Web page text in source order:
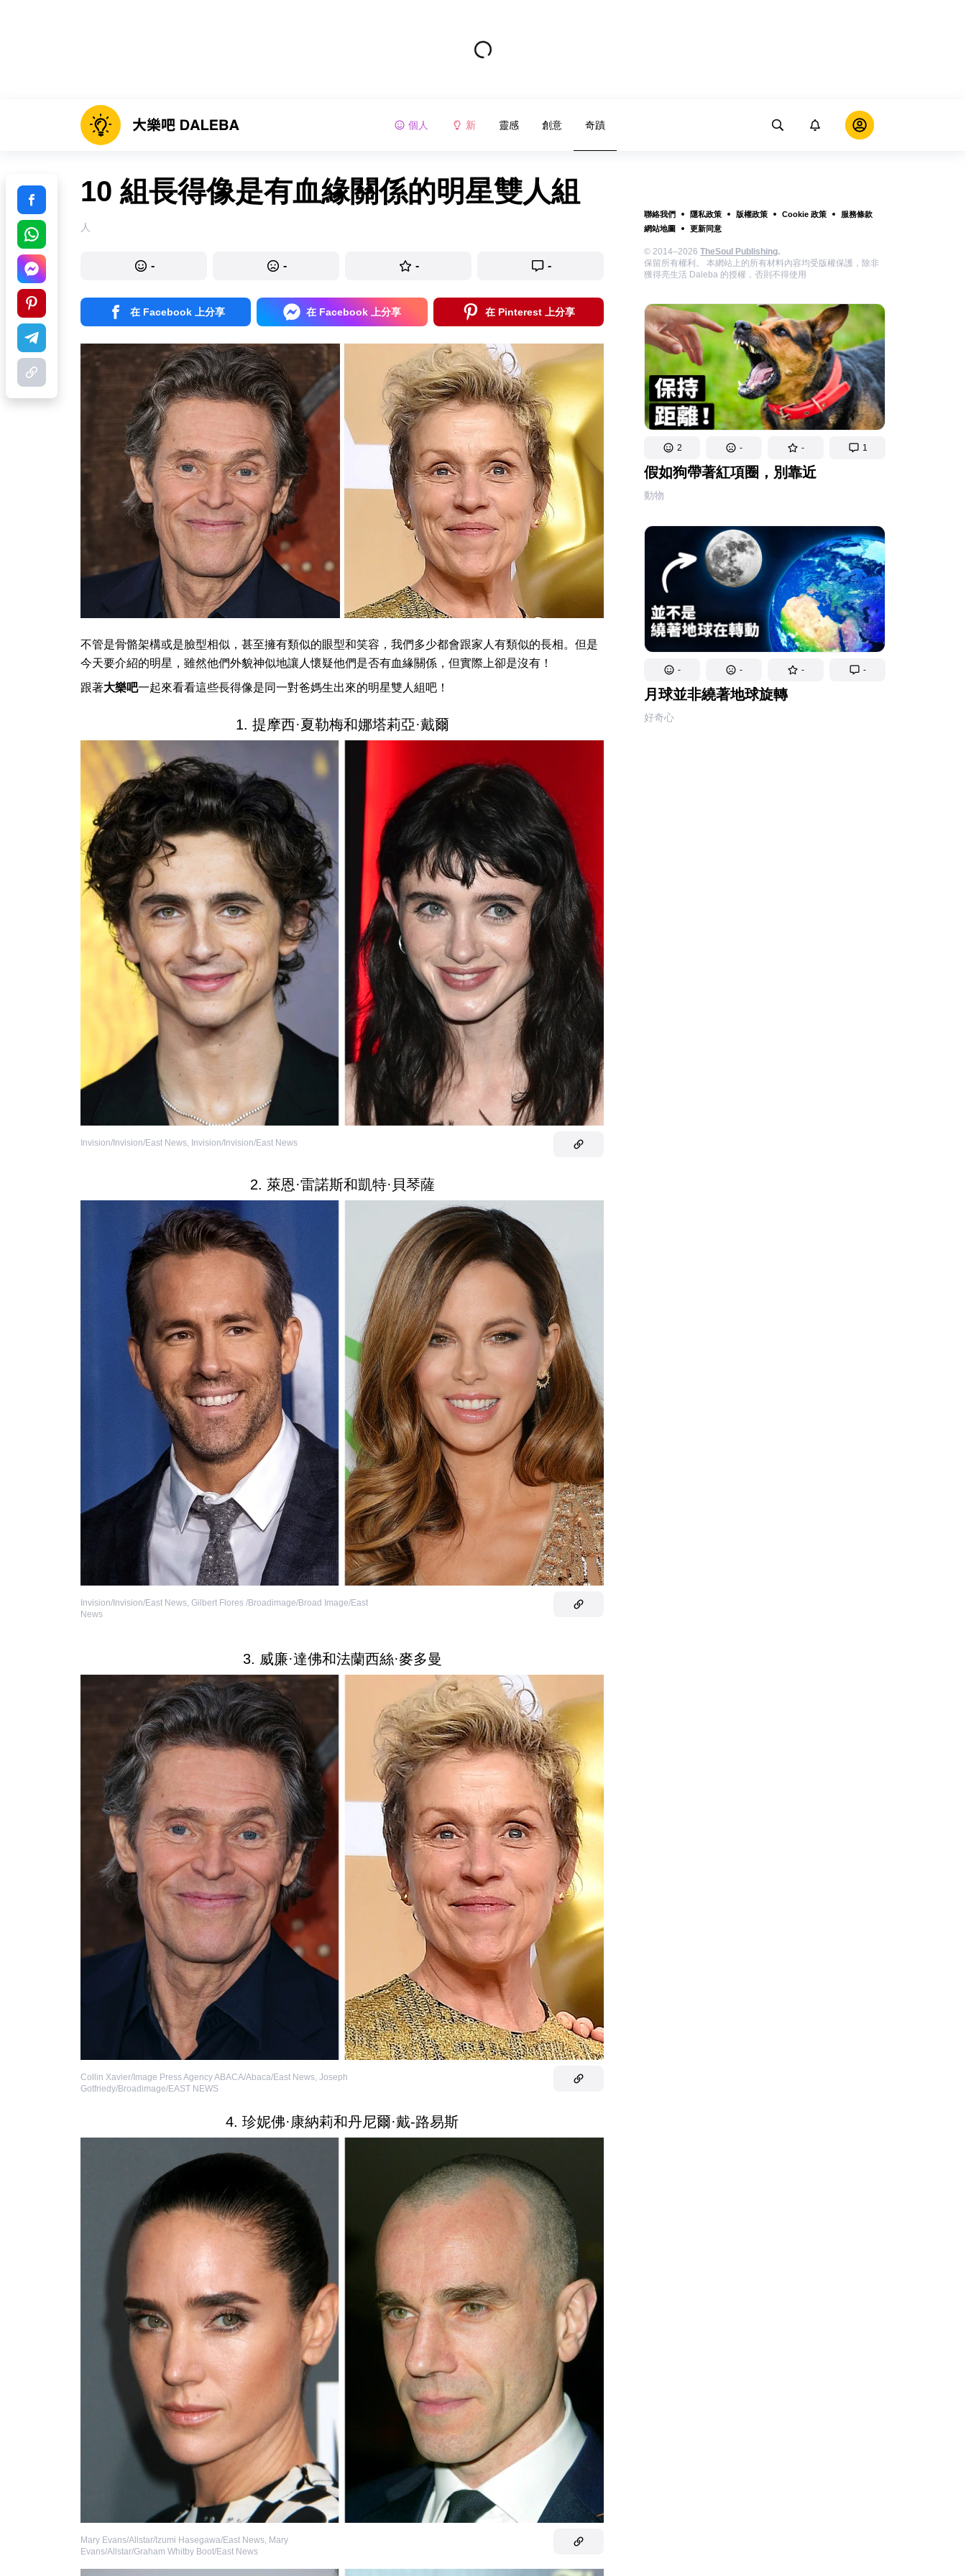
個人 新 靈感 創意 奇蹟
聯絡我們 隱私政策 版權政策 Cookie 政策
服務條款
網站地圖
更新同意
© 2014–2026 TheSoul Publishing.
保留所有權利。 本網站上的所有材料內容均受版權保護，除非
獲得亮生活 Daleba 的授權，否則不得使用
2 - - 1
假如狗帶著紅項圈，別靠近
動物
- - - -
月球並非繞著地球旋轉
好奇心
10 組長得像是有血緣關係的明星雙人組
人
- - - -
在 Facebook 上分享 在 Facebook 上分享 在 Pinterest 上分享
不管是骨骼架構或是臉型相似，甚至擁有類似的眼型和笑容，我們多少都會跟家人有類似的長相。但是
今天要介紹的明星，雖然他們外貌神似地讓人懷疑他們是否有血緣關係，但實際上卻是沒有！
跟著大樂吧一起來看看這些長得像是同一對爸媽生出來的明星雙人組吧！
1. 提摩西·夏勒梅和娜塔莉亞·戴爾
Invision/Invision/East News, Invision/Invision/East News
2. 萊恩·雷諾斯和凱特·貝琴薩
Invision/Invision/East News, Gilbert Flores /Broadimage/Broad Image/East
News
3. 威廉·達佛和法蘭西絲·麥多曼
Collin Xavier/Image Press Agency ABACA/Abaca/East News, Joseph
Gotfriedy/Broadimage/EAST NEWS
4. 珍妮佛·康納莉和丹尼爾·戴-路易斯
Mary Evans/Allstar/Izumi Hasegawa/East News, Mary
Evans/Allstar/Graham Whitby Boot/East News